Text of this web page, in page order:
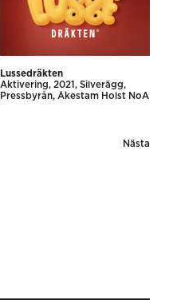
Lussedräkten
Aktivering
2021
Silverägg
Pressbyrån
Åkestam Holst NoA
Nästa